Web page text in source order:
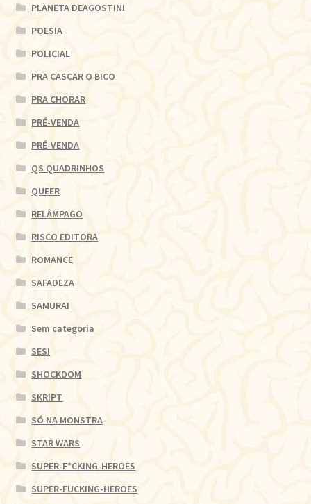
PLANETA DEAGOSTINI
POESIA
POLICIAL
PRA CASCAR O BICO
PRA CHORAR
PRÉ-VENDA
PRÉ-VENDA
QS QUADRINHOS
QUEER
RELÂMPAGO
RISCO EDITORA
ROMANCE
SAFADEZA
SAMURAI
Sem categoria
SESI
SHOCKDOM
SKRIPT
SÓ NA MONSTRA
STAR WARS
SUPER-F*CKING-HEROES
SUPER-FUCKING-HEROES